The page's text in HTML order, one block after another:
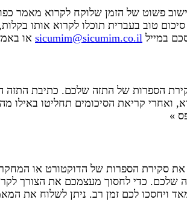
פשוט של הזמן שלוקח לקרוא מאמר
טוב בעברית תוכלו לקרוא אותו
במייל sicumim@sicumim.co.il או
הספרות של התזה שלכם. כתיבת התזה
קריאת הסיכומים תחליטו באילו
»
את סקירת הספרות של הדוקטורט או
שלכם. כדי לחסוך מעצמכם את הצורך
ויחסכו לכם זמן רב. ניתן לשלוח את